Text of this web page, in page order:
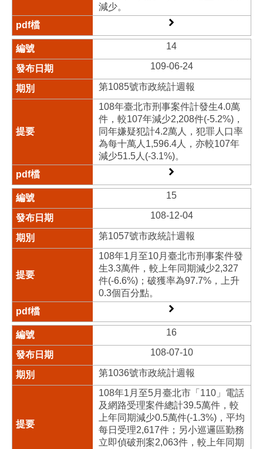
減少。
14
109-06-24
第1085號市政統計週報
108年臺北市刑事案件計發生4.0萬
件，較107年減少2,208件(-5.2%)，
同年嫌疑犯計4.2萬人，犯罪人口率
為每十萬人1,596.4人，亦較107年
減少51.5人(-3.1%)。
15
108-12-04
第1057號市政統計週報
108年1月至10月臺北市刑事案件發
生3.3萬件，較上年同期減少2,327
件(-6.6%)；破獲率為97.7%，上升
0.3個百分點。
16
108-07-10
第1036號市政統計週報
108年1月至5月臺北市「110」電話
及網路受理案件總計39.5萬件，較
上年同期減少0.5萬件(-1.3%)，平均
每日受理2,617件；另小巡邏區勤務
立即偵破刑案2,063件，較上年同期